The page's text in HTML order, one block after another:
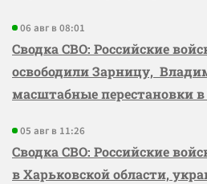
06 авг в 08:01
Сводка СВО: Российские
освободили Зарницу,
масштабные перестановки
05 авг в 11:26
Сводка СВО: Российские
в Харьковской области,